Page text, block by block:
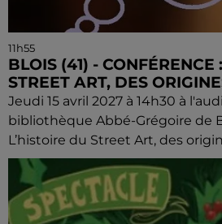
11h55
BLOIS (41) - CONFÉRENCE
STREET ART, DES
Jeudi 15 avril 2027 à 14h30 à
bibliothèque Abbé-Grégoire de
L’histoire du Street Art, des